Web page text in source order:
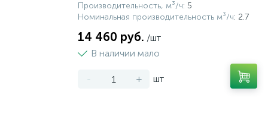
Производительность, м³/ч: 5
Номинальная производительность м³/ч: 2.7
14 460 руб. /шт
В наличии мало
- + шт